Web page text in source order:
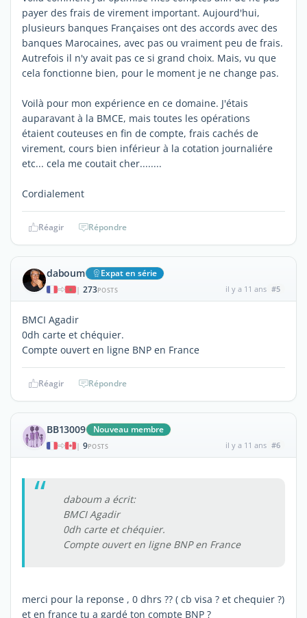
payer des frais de virement important. Aujourd'hui,
plusieurs banques Françaises ont des accords avec des
banques Marocaines, avec pas ou vraiment peu de frais.
Autrefois il n'y avait pas ce si grand choix. Mais, vu que
cela fonctionne bien, pour le moment je ne change pas.
Voilà pour mon expérience en ce domaine. J'étais
auparavant à la BMCE, mais toutes les opérations
étaient couteuses en fin de compte, frais cachés de
virement, cours bien inférieur à la cotation journaliére
etc... cela me coutait cher........
Cordialement
Réagir Répondre
daboum Expat en série
| 273POSTS il y a 11 ans #5
BMCI Agadir
0dh carte et chéquier.
Compte ouvert en ligne BNP en France
Réagir Répondre
BB13009 Nouveau membre
| 9POSTS il y a 11 ans #6
daboum a écrit:
BMCI Agadir
0dh carte et chéquier.
Compte ouvert en ligne BNP en France
merci pour la reponse , 0 dhrs ?? ( cb visa ? et chequier ?)
et en france tu a gardé ton compte BNP ?